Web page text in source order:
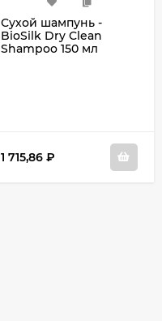
Сухой шампунь -
BioSilk Dry Clean
Shampoo 150 мл
1 715,86 ₽